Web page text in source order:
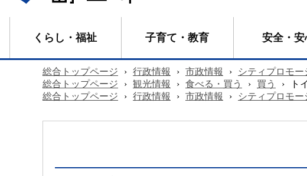
くらし・福祉 子育て・教育 安全・安
総合トップページ › 行政情報 › 市政情報 › シティプロモー
総合トップページ
› 観光情報 › 食べる・買う › 買う ›
ト
総合トップページ
› 行政情報 › 市政情報 › シティプロモー